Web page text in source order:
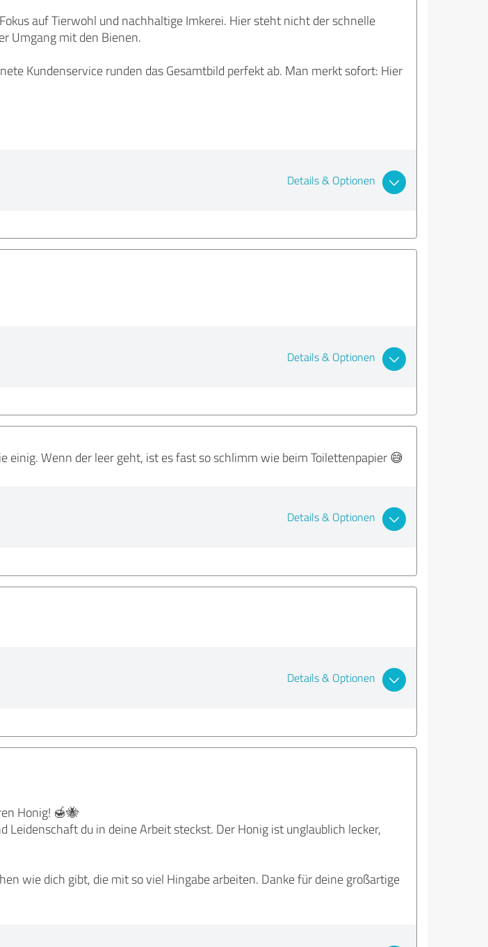
auf Tierwohl und nachhaltige Imkerei. Hier steht nicht der schnelle
Umgang mit den Bienen.
Kundenservice runden das Gesamtbild perfekt ab. Man merkt sofort: Hier
Details & Optionen
Details & Optionen
einig. Wenn der leer geht, ist es fast so schlimm wie beim Toilettenpapier 😅
Details & Optionen
Details & Optionen
Honig! 🍯🐝
Leidenschaft du in deine Arbeit steckst. Der Honig ist unglaublich lecker,
wie dich gibt, die mit so viel Hingabe arbeiten. Danke für deine großartige